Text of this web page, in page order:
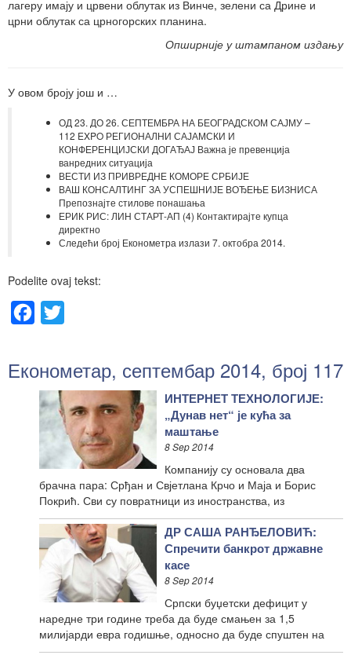
лагеру имају и црвени облутак из Винче, зелени са Дрине и
црни облутак са црногорских планина.
Опширније у штампаном издању
У овом броју још и …
ОД 23. ДО 26. СЕПТЕМБРА НА БЕОГРАДСКОМ САЈМУ –
112 EXPO РЕГИОНАЛНИ САЈАМСКИ И
КОНФЕРЕНЦИЈСКИ ДОГАЂАЈ Важна је превенција
ванредних ситуација
ВЕСТИ ИЗ ПРИВРЕДНЕ КОМОРЕ СРБИЈЕ
ВАШ КОНСАЛТИНГ ЗА УСПЕШНИЈЕ ВОЂЕЊЕ БИЗНИСА
Препознајте стилове понашања
ЕРИК РИС: ЛИН СТАРТ-АП (4) Контактирајте купца
директно
Следећи број Економетра излази 7. октобра 2014.
Podelite ovaj tekst:
Facebook
Економетар, септембар 2014, број 117
ИНТЕРНЕТ ТЕХНОЛОГИЈЕ:
„Дунав нет“ је кућа за
маштање
8 Sep 2014
Компанију су основала два
брачна пара: Срђан и Свјетлана Крчо и Маја и Борис
Покрић. Сви су повратници из иностранства, из
ДР САША РАНЂЕЛОВИЋ:
Спречити банкрот државне
касе
8 Sep 2014
Српски буџетски дефицит у
наредне три године треба да буде смањен за 1,5
милијарди евра годишње, односно да буде спуштен на